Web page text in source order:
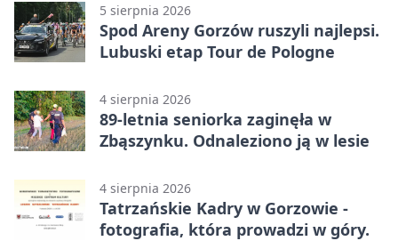
5 sierpnia 2026
Spod Areny Gorzów ruszyli najlepsi.
Lubuski etap Tour de Pologne
4 sierpnia 2026
89-letnia seniorka zaginęła w
Zbąszynku. Odnaleziono ją w lesie
4 sierpnia 2026
Tatrzańskie Kadry w Gorzowie -
fotografia, która prowadzi w góry.